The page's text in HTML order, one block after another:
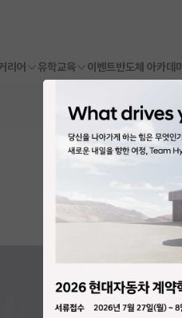
리어 유학교육 이벤트반도체 아카데미